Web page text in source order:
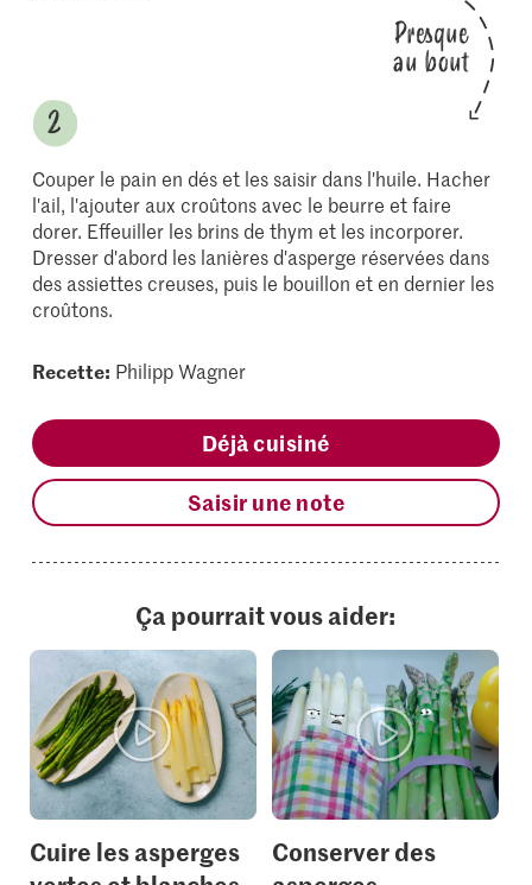
Presque
au bout
Couper le pain en dés et les saisir dans l'huile. Hacher
l'ail, l'ajouter aux croûtons avec le beurre et faire
dorer. Effeuiller les brins de thym et les incorporer.
Dresser d'abord les lanières d'asperge réservées dans
des assiettes creuses, puis le bouillon et en dernier les
croûtons.
Recette: Philipp Wagner
Déjà cuisiné
Saisir une note
Ça pourrait vous aider:
Cuire les asperges
Conserver des